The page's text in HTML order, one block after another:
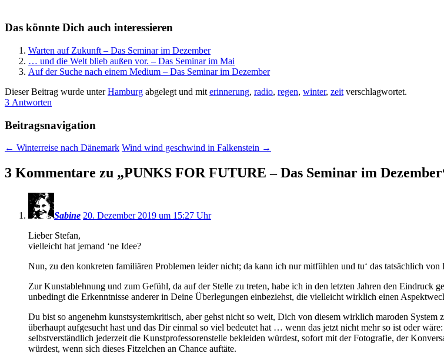
Das könnte Dich auch interessieren
Warten auf Zukunft – Das Seminar im Dezember
… und die Welt blieb außen vor. – Das Seminar im Mai
Auf der Suche nach einem Medium – Das Seminar im Dezember
Dieser Beitrag wurde unterHamburg abgelegt und mit erinnerung, radio, regen, winter, zeit verschlagwortet.
3 Antworten
Beitragsnavigation
← Winterreise nach Dänemark Wind wind geschwind in Falkenstein →
3 Kommentare zu „PUNKS FOR FUTURE – Das Seminar im Dezember
Sabine 20. Dezember 2019 um 15:27 Uhr
Lieber Stefan,
vielleicht hat jemand ‘ne Idee?
Nun, zu den konkreten familiären Problemen leider nicht; da kann ich nur mitfühlen und tu‘ das tatsächlich
Zur Kunstablehnung und zum Gefühl, da auf der Stelle zu treten, habe ich in den letzten Jahren den Eindruck
unbedingt die Erkenntnisse anderer in Deine Überlegungen einbeziehst, die vielleicht wirklich einen
Du bist so angenehm kunstsystemkritisch, aber gehst nicht so weit, Dich von diesem wirklich maroden
überhaupt aufgesucht hast und das Dir einmal so viel bedeutet hat … wenn das jetzt nicht mehr so ist oder
selbstverständlich jederzeit die Kunstprofessorenstelle bekleiden würdest, sofort mit der Fotografie, der
würdest, wenn sich dieses Fitzelchen an Chance auftäte.